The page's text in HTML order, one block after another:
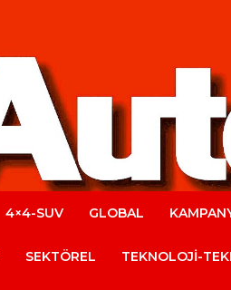
4×4-SUV GLOBAL
SEKTÖREL TEKNOLOJİ-